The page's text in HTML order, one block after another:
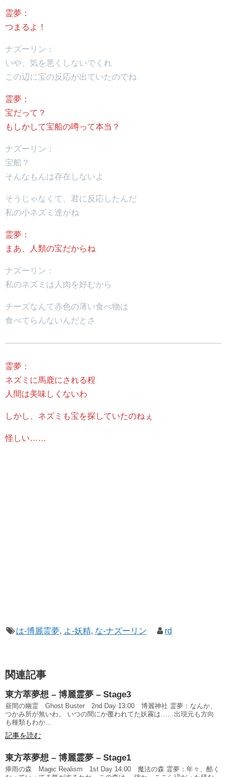
霊夢：
つまるよ！
ナズーリン：
いや、気を悪くしないでくれ
この辺に宝の反応が出ていたのでね
霊夢：
宝だって？
もしかして宝船の噂って本当？
ナズーリン：
宝船？
そんなもんは存在しないよ
そうじゃなくて、君に反応したんだ
私の小ネズミ達がね
霊夢：
まあ、人類の宝だからね
ナズーリン：
私のネズミは人肉を好むから
チーズなんて赤色の薄い食べ物は
食べてらんないんだとさ
霊夢：
ネズミに馬鹿にされる程
人間は美味しくないわ
しかし、ネズミも宝を探していたのねぇ
怪しい……
は-博麗霊夢, よ-妖精, な-ナズーリン rd
関連記事
東方萃夢想 – 博麗霊夢 – Stage3
昼間の幽霊 Ghost Buster 2nd Day 13:00 博麗神社 霊夢：なんか、
つかみ所が無いわ。 いつの間にか覆われてた妖霧は……出現元も方向
も種類もわか...
記事を読む
東方萃夢想 – 博麗霊夢 – Stage1
瘴雨の森 Magic Realism 1st Day 14:00 魔法の森 霊夢：年々、酷く